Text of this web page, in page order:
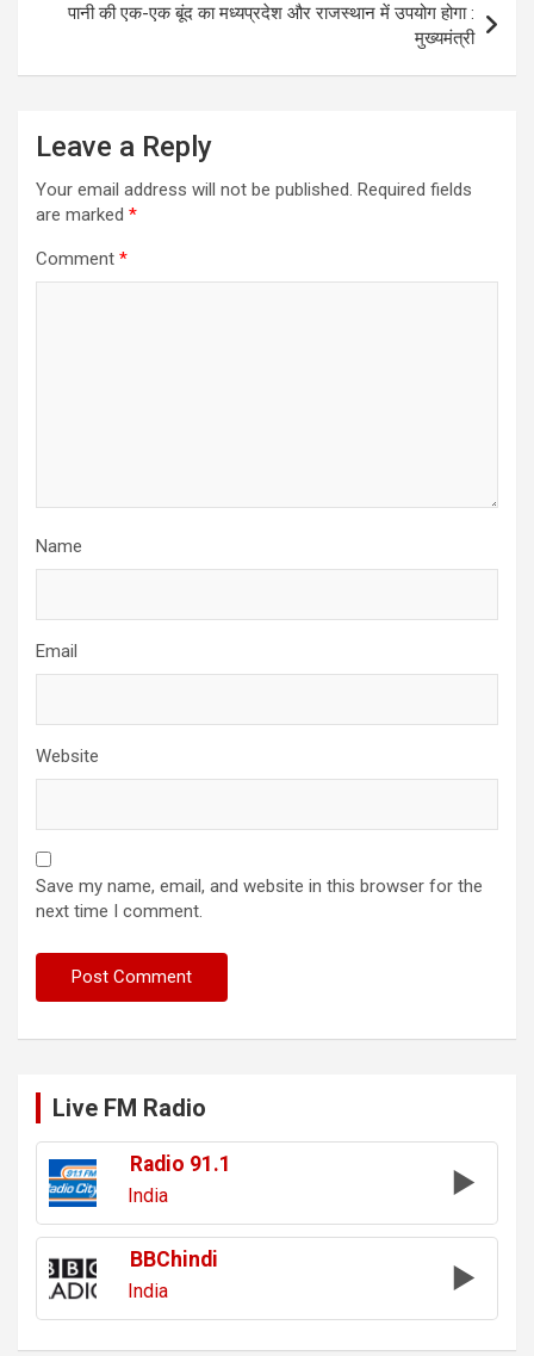
पानी की एक-एक बूंद का मध्यप्रदेश और राजस्थान में उपयोग होगा :
मुख्यमंत्री
Leave a Reply
Your email address will not be published. Required fields
are marked *
Comment *
Name
Email
Website
Save my name, email, and website in this browser for the
next time I comment.
Live FM Radio
Radio 91.1
India
BBChindi
India